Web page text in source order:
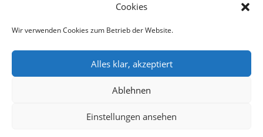
Cookies
Wir verwenden Cookies zum Betrieb der Website.
Alles klar, akzeptiert
Ablehnen
Einstellungen ansehen
Copyright 2025-2026 | Web24 Consulting AVO UG |
Webseite mit Infos rund um PV-Anlagen und einem
Anbieterverzeichnis. Wir selbst sind kein Solarteur.
Wenn Sie bei den Werbepartnern ein Angebot
anfordern oder eine PV-Anlage bestellen, erhalten
wir ggf. eine Werbevergütung vom jeweiligen
KI-Hinweis: Einträge wurden redaktionell und/oder